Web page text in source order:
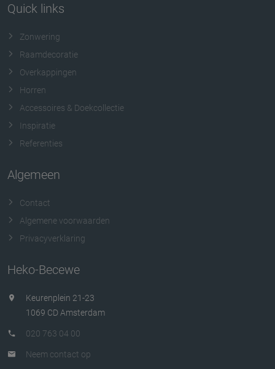
Quick links
Zonwering
Raamdecoratie
Overkappingen
Horren
Accessoires & Doekcollectie
Inspiratie
Referenties
Algemeen
Contact
Algemene voorwaarden
Privacyverklaring
Heko-Becewe
Keurenplein 21-23
1069 CD Amsterdam
020 763 04 00
Neem contact op